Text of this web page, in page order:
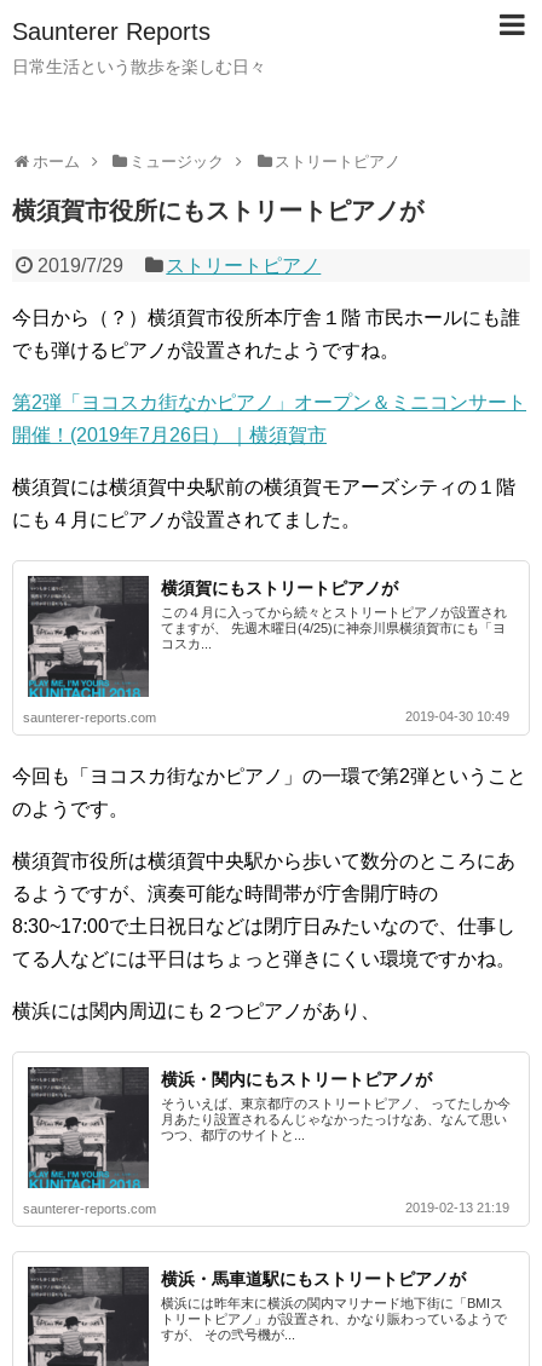
Saunterer Reports
日常生活という散歩を楽しむ日々
ホーム ミュージック ストリートピアノ
横須賀市役所にもストリートピアノが
2019/7/29 ストリートピアノ
今日から（？）横須賀市役所本庁舎１階 市民ホールにも誰
でも弾けるピアノが設置されたようですね。
第2弾「ヨコスカ街なかピアノ」オープン＆ミニコンサート
開催！(2019年7月26日）｜横須賀市
横須賀には横須賀中央駅前の横須賀モアーズシティの１階
にも４月にピアノが設置されてました。
横須賀にもストリートピアノが
この４月に入ってから続々とストリートピアノが設置され
てますが、 先週木曜日(4/25)に神奈川県横須賀市にも「ヨ
コスカ...
saunterer-reports.com 2019-04-30 10:49
今回も「ヨコスカ街なかピアノ」の一環で第2弾ということ
のようです。
横須賀市役所は横須賀中央駅から歩いて数分のところにあ
るようですが、演奏可能な時間帯が庁舎開庁時の
8:30~17:00で土日祝日などは閉庁日みたいなので、仕事し
てる人などには平日はちょっと弾きにくい環境ですかね。
横浜には関内周辺にも２つピアノがあり、
横浜・関内にもストリートピアノが
そういえば、東京都庁のストリートピアノ、 ってたしか今
月あたり設置されるんじゃなかったっけなあ、なんて思い
つつ、都庁のサイトと...
saunterer-reports.com 2019-02-13 21:19
横浜・馬車道駅にもストリートピアノが
横浜には昨年末に横浜の関内マリナード地下街に「BMIス
トリートピアノ」が設置され、かなり賑わっているようで
すが、 その弐号機が...